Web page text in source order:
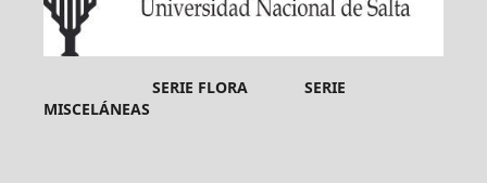
SERIE FLORA SERIE
MISCELÁNEAS